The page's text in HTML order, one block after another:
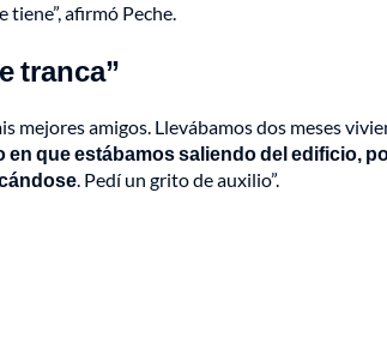
tiene”, afirmó Peche.
tranca”
mejores amigos. Llevábamos dos meses
en que estábamos saliendo del edificio,
. Pedí un grito de auxilio”.